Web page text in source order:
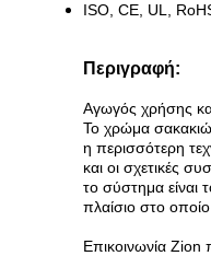
ISO, CE, UL,
Περιγραφή:
Αγωγός χρήσης
Το χρώμα
η περισσότερη
και οι σχετικές
το σύστημα είναι
πλαίσιο στο
Επικοινωνία Zion